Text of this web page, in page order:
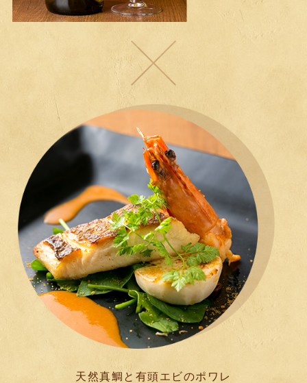
天然真鯛と有頭エビのポワレ